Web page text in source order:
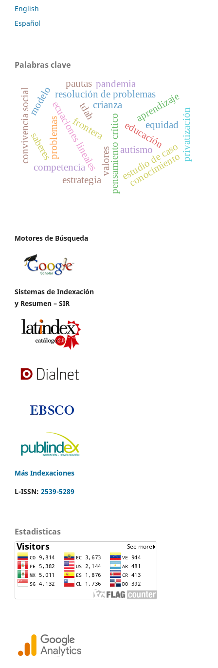
English
Español
Palabras clave
ecuaciones lineales estudio de caso
pensamiento crítico
resolución de problemas
tdah
valores
educación
estrategia
competencia conocimiento
modelo aprendizaje
convivencia social privatización
problemas equidad
frontera
crianza
pautas
autismo
saberes
pandemia
Motores de Búsqueda
Sistemas de Indexación
y Resumen – SIR
Más Indexaciones
L-ISSN: 2539-5289
Estadisticas